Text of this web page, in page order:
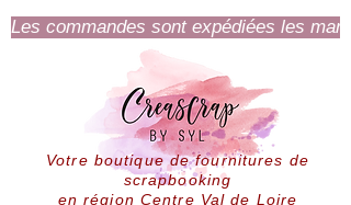
Les commandes sont expédiées les
Votre boutique de fournitures de
scrapbooking
en région Centre Val de Loire